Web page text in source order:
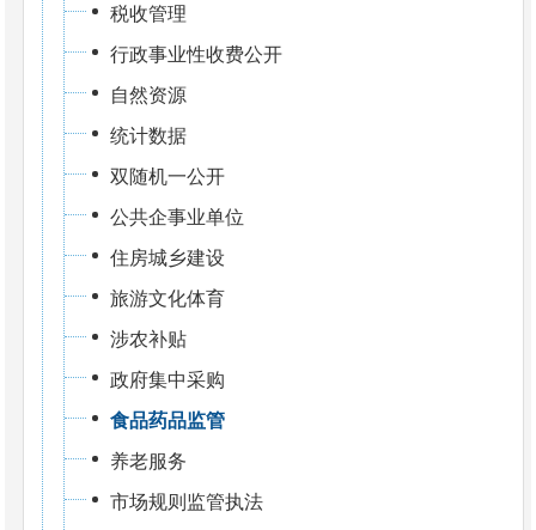
税收管理
行政事业性收费公开
自然资源
统计数据
双随机一公开
公共企事业单位
住房城乡建设
旅游文化体育
涉农补贴
政府集中采购
食品药品监管
养老服务
市场规则监管执法